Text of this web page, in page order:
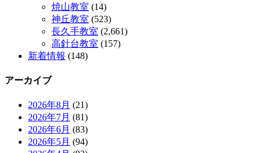
焼山教室 (14)
神丘教室 (523)
長久手教室 (2,661)
高針台教室 (157)
新着情報 (148)
アーカイブ
2026年8月 (21)
2026年7月 (81)
2026年6月 (83)
2026年5月 (94)